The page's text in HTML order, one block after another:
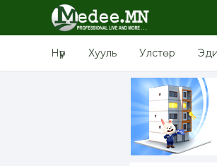
Нүүр Хууль Улстөр